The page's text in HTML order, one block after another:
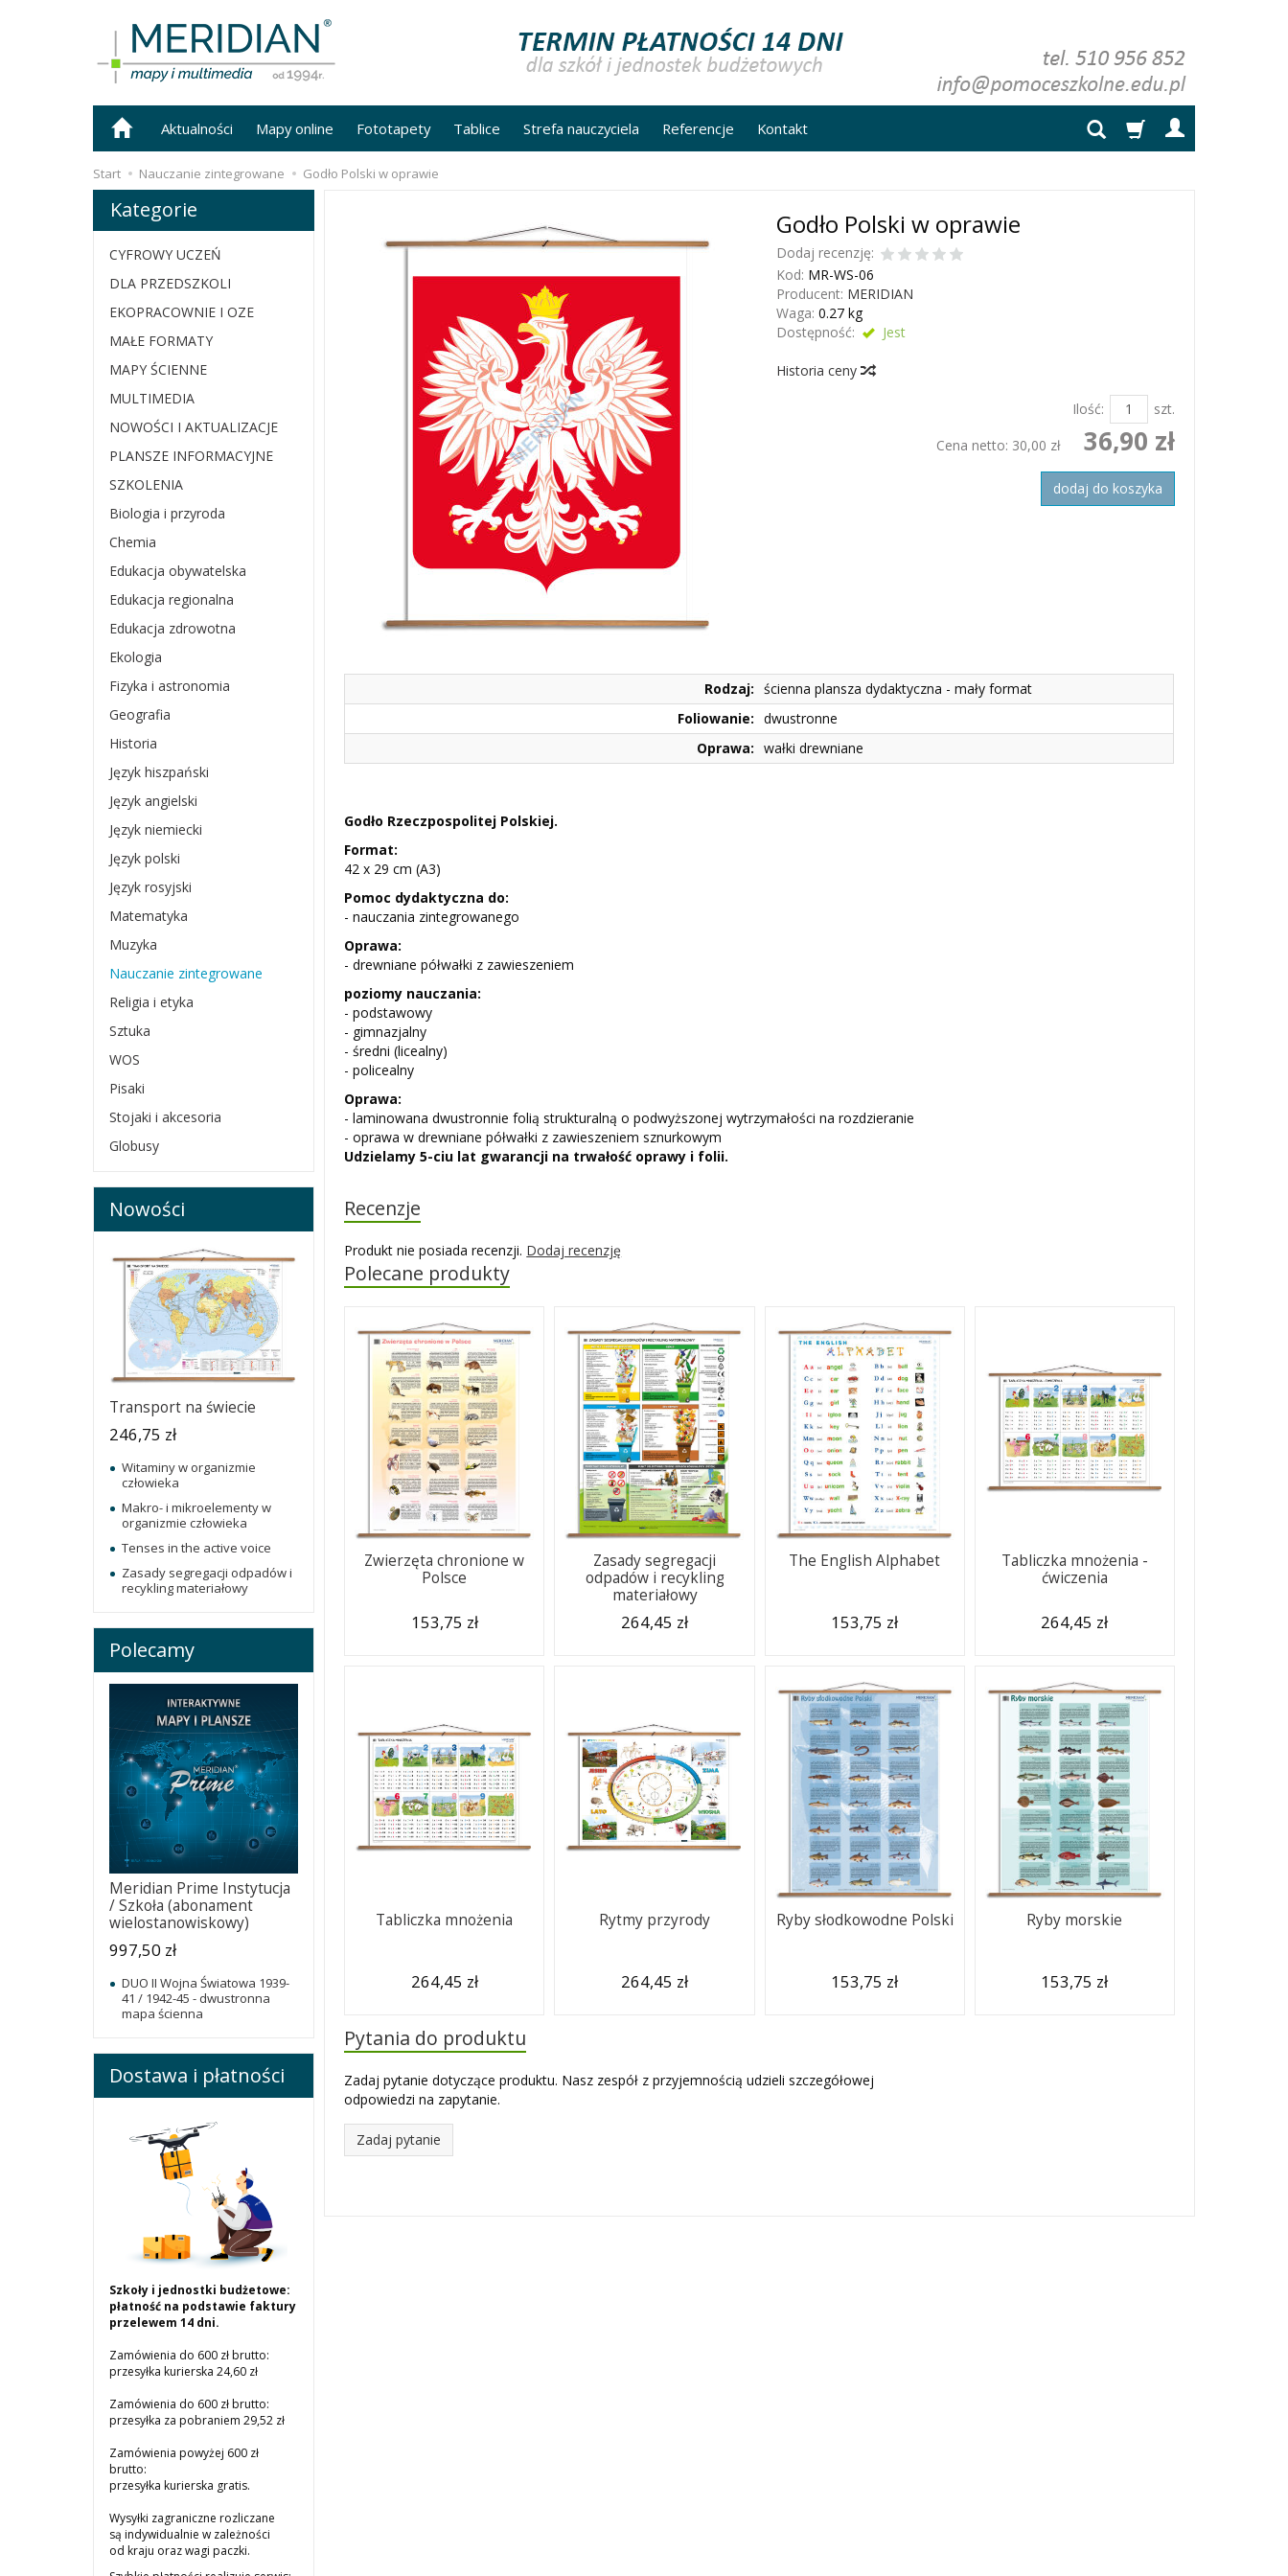
Aktualności Mapy online Fototapety Tablice Strefa nauczyciela Referencje Kontakt
Start Nauczanie zintegrowane Godło Polski w oprawie
Godło Polski w oprawie
Dodaj recenzję:
Kod: MR-WS-06
Producent: MERIDIAN
Waga: 0.27kg
Dostępność:
Jest
Historia ceny
Ilość:
szt.
Cena netto: 30,00 zł 36,90 zł
dodaj do koszyka
Rodzaj: ścienna plansza dydaktyczna - mały format
Foliowanie: dwustronne
Oprawa: wałki drewniane
Godło Rzeczpospolitej Polskiej.
Format:
42 x 29 cm (A3)
Pomoc dydaktyczna do:
- nauczania zintegrowanego
Oprawa:
- drewniane półwałki z zawieszeniem
poziomy nauczania:
- podstawowy
- gimnazjalny
- średni (licealny)
- policealny
Oprawa:
- laminowana dwustronnie folią strukturalną o podwyższonej wytrzymałości na rozdzieranie
- oprawa w drewniane półwałki z zawieszeniem sznurkowym
Udzielamy 5-ciu lat gwarancji na trwałość oprawy i folii.
Recenzje
Produkt nie posiada recenzji. Dodaj recenzję
Polecane produkty
Zwierzęta chronione w
Polsce
153,75 zł
Zasady segregacji
odpadów i recykling
materiałowy
264,45 zł
The English Alphabet
153,75 zł
Tabliczka mnożenia -
ćwiczenia
264,45 zł
Tabliczka mnożenia
264,45 zł
Rytmy przyrody
264,45 zł
Ryby słodkowodne Polski
153,75 zł
Ryby morskie
153,75 zł
Pytania do produktu
Zadaj pytanie dotyczące produktu. Nasz zespół z przyjemnością udzieli szczegółowej
odpowiedzi na zapytanie.
Zadaj pytanie
Kategorie
CYFROWY UCZEŃ
DLA PRZEDSZKOLI
EKOPRACOWNIE I OZE
MAŁE FORMATY
MAPY ŚCIENNE
MULTIMEDIA
NOWOŚCI I AKTUALIZACJE
PLANSZE INFORMACYJNE
SZKOLENIA
Biologia i przyroda
Chemia
Edukacja obywatelska
Edukacja regionalna
Edukacja zdrowotna
Ekologia
Fizyka i astronomia
Geografia
Historia
Język hiszpański
Język angielski
Język niemiecki
Język polski
Język rosyjski
Matematyka
Muzyka
Nauczanie zintegrowane
Religia i etyka
Sztuka
WOS
Pisaki
Stojaki i akcesoria
Globusy
Nowości
Transport na świecie
246,75 zł
Witaminy w organizmie
człowieka
Makro- i mikroelementy w
organizmie człowieka
Tenses in the active voice
Zasady segregacji odpadów i
recykling materiałowy
Polecamy
Meridian Prime Instytucja
/ Szkoła (abonament
wielostanowiskowy)
997,50 zł
DUO II Wojna Światowa 1939-
41 / 1942-45 - dwustronna
mapa ścienna
Dostawa i płatności
Szkoły i jednostki budżetowe:
płatność na podstawie faktury
przelewem 14 dni.
Zamówienia do 600 zł brutto:
przesyłka kurierska 24,60 zł
Zamówienia do 600 zł brutto:
przesyłka za pobraniem 29,52 zł
Zamówienia powyżej 600 zł
brutto:
przesyłka kurierska gratis.
Wysyłki zagraniczne rozliczane
są indywidualnie w zależności
od kraju oraz wagi paczki.